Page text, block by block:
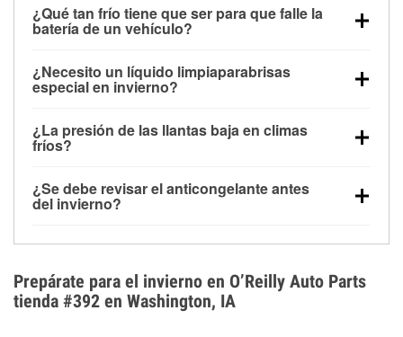
¿Qué tan frío tiene que ser para que falle la
batería de un vehículo?
debajo de los 32 °F y puede perder hasta la mitad de
su potencia de arranque cerca de los 0 °F, lo que
arranque.
¿Necesito un líquido limpiaparabrisas
especial en invierno?
la congelación y ayuda a disolver la sal y la nieve
derretida en la carretera para mejorar la visibilidad.
¿La presión de las llantas baja en climas
fríos?
alrededor de 1 PSI por cada 10 °F que baja la
temperatura. Puedes obtener más información sobre
¿Se debe revisar el anticongelante antes
del invierno?
el sobrecalentamiento en condiciones de frío
extremo. Aprende cómo comprobar la protección
anticongelante en nuestra sección How-To.
Prepárate para el invierno en O’Reilly Auto Parts
tienda #392 en Washington, IA